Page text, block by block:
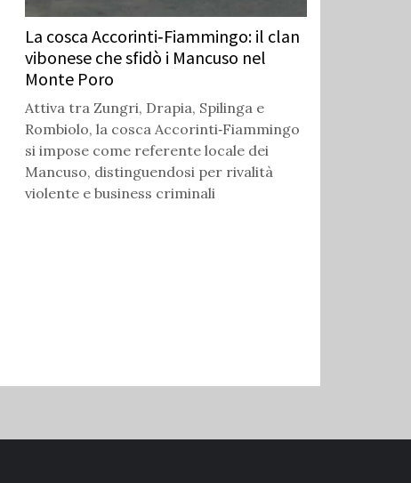
La cosca Accorinti‑Fiammingo: il clan
vibonese che sfidò i Mancuso nel
Monte Poro
Attiva tra Zungri, Drapia, Spilinga e
Rombiolo, la cosca Accorinti‑Fiammingo
si impose come referente locale dei
Mancuso, distinguendosi per rivalità
violente e business criminali